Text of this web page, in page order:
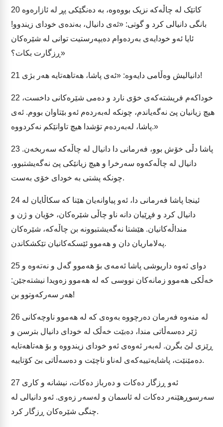
20
بانگی دانیالی کرد و گوتی: «ئەی دانیال، بەندەی خودای زیندوو!
ئایا ئەو خودایەی بەردەوام دەیپەرستیت توانی لە شێرەکان
ڕزگارت بکات؟»
21 دانیالیش وەڵامی دایەوە: «ئەی پاشا، هەتاهەتایە هەر بژی!
22
هیچ زیانیان پێ نەگەیاندم، چونکە لەبەردەم ئەو بێتاوان بووم. ئەی
پاشا، لەبەردەم تۆشدا هیچ تاوانێکم نەکردووە.»
23
دانیال لە چاڵەکەوە سەرخرا و هیچ زیانێکی پێ نەگەیشتبوو،
چونکە پشتی بە خودای خۆی بەست.
24
دانیال کرد و فڕێیان دانە ناو چاڵی شێرەکان، خۆیان و ژن و
منداڵەکانیان. هێشتا نەگەیشتبوونە بن چاڵەکە، شێرەکان
پەلاماریان دان و هەموو ئێسکەکانیان تێکشکاندن.
25
خەڵکی هەموو زمانەکان نووسی کە لە هەموو زەویدا نیشتەجێن:
هەر سەرکەوتوو بن!
26
ژێر دەسەڵاتی مندا، دەبێت خەڵک لە خودای دانیال بترسن و
ڕێزی لێ بگرن. لەبەر ئەوەی ئەو خودای زیندووە و بۆ هەتاهەتایە
دەمێنێت، پاشایەتییەکەی لەناو ناچێت و دەسەڵاتی بێ کۆتاییە.
27
سەرسوڕهێنەر دەکات لە ئاسمان و لەسەر زەوی. ئەو دانیالی لە
چنگی شێرەکان ڕزگار کرد.